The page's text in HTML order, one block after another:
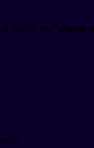
inglés es "phone